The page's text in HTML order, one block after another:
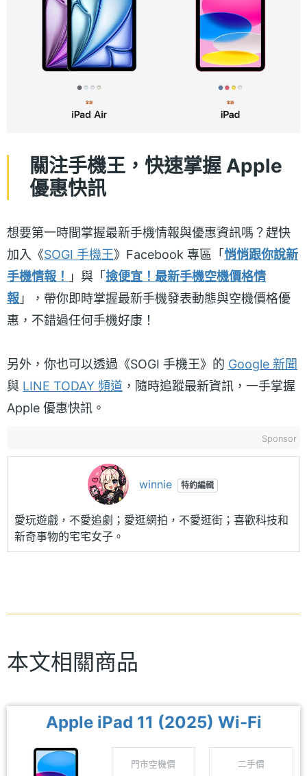
關注手機王，快速掌握 Apple
優惠快訊
想要第一時間掌握最新手機情報與優惠資訊嗎？趕快
加入《SOGI 手機王》Facebook 專區「 悄悄跟你說新
手機情報！ 」與「 撿便宜！最新手機空機價格情
報 」，帶你即時掌握最新手機發表動態與空機價格優
惠，不錯過任何手機好康！
另外，你也可以透過《SOGI 手機王》的 Google 新聞
與 LINE TODAY 頻道 ，隨時追蹤最新資訊，一手掌握
Apple 優惠快訊。
Sponsor
winnie 特約編輯
愛玩遊戲，不愛追劇；愛逛網拍，不愛逛街；喜歡科技和
新奇事物的宅宅女子。
本文相關商品
Apple iPad 11 (2025) Wi-Fi
門市空機價 二手價